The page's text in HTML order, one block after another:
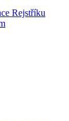
Rejstříku